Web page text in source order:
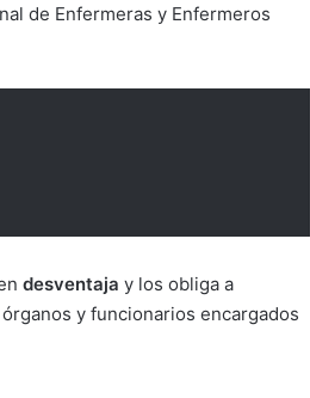
de Enfermeras y Enfermeros
desventaja y los obliga a
y funcionarios encargados